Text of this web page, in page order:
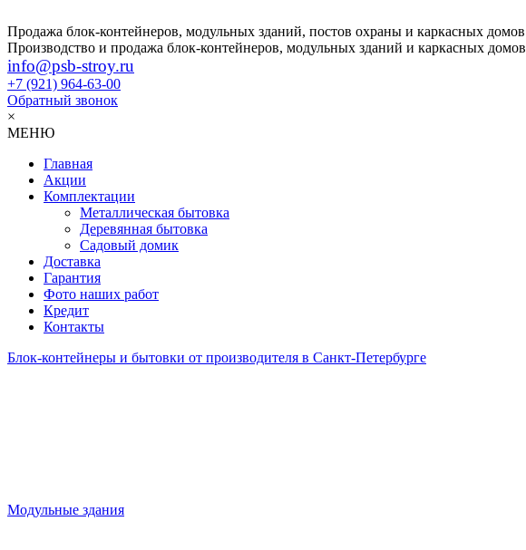
Продажа блок-контейнеров, модульных зданий, постов охраны и каркасных домов
Производство и продажа блок-контейнеров, модульных зданий и каркасных домов
info@psb-stroy.ru
+7 (921) 964-63-00
Обратный звонок
×
МЕНЮ
Главная
Акции
Комплектации
Металлическая бытовка
Деревянная бытовка
Садовый домик
Доставка
Гарантия
Фото наших работ
Кредит
Контакты
Блок-контейнеры и бытовки от производителя в Санкт-Петербурге
Модульные здания